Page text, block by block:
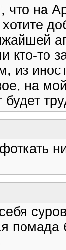
что на
то
из
на
помада